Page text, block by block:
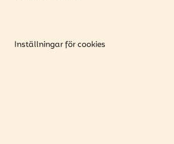
Inställningar för cookies